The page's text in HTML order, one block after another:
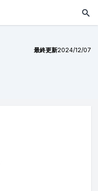
最終更新2024/12/07